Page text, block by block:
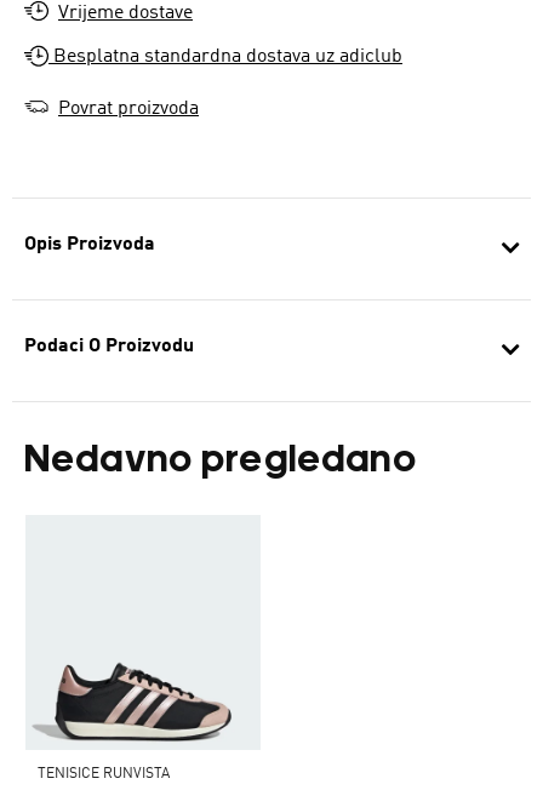
Opis Proizvoda
Podaci O Proizvodu
Nedavno pregledano
TENISICE RUNVISTA
Vrijeme dostave
Besplatna standardna dostava uz adiclub
Povrat proizvoda